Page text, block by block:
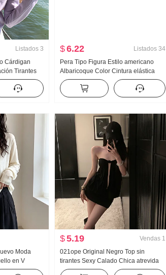
Listados 3
Cárdigan
Tirantes
Abrigo Top
$6.22 Listados 34
Pera Tipo Figura Estilo americano
Albaricoque Color Cintura elástica
Bombeo Cuerda Ropa de trabajo
Falda Mujer 2025 Verano Nuevo
Recto Falda
Moda
en V
de punto
$5.19 Vendas 1
021ope Original Negro Top sin
tirantes Sexy Calado Chica atrevida
Falda lápiz Acetato Días Seda Corto